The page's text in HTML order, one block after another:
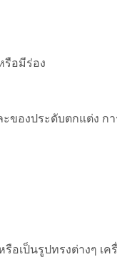
อมีร่อง
องประดับตกแต่ง กา
เป็นรูปทรงต่างๆ เค